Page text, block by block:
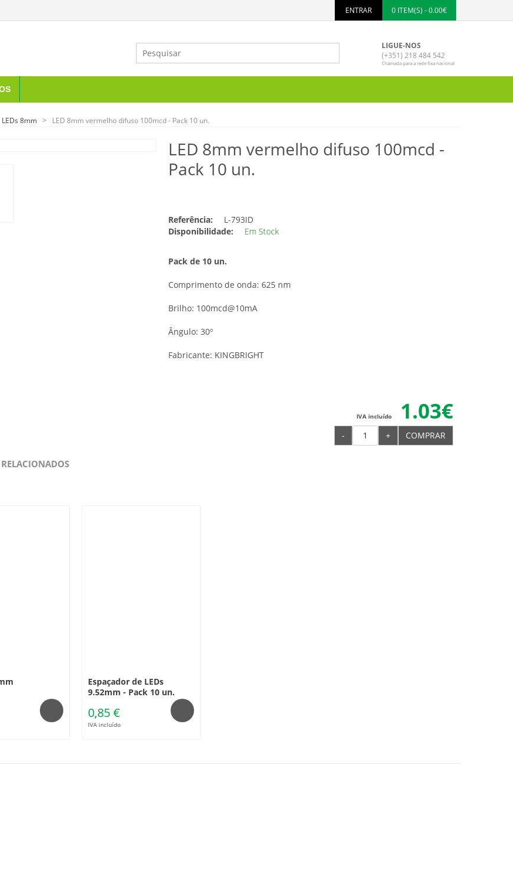
ENTRAR 0 ITEM(S) - 0.00€
LIGUE-NOS
(+351) 218 484 542
Chamada para a rede fixa nacional
LEDs 8mm LED 8mm vermelho difuso 100mcd - Pack 10 un.
LED 8mm vermelho difuso 100mcd -
Pack 10 un.
Referência:
L-793ID
Disponibilidade:
Em Stock
Pack de 10 un.
Comprimento de onda: 625 nm
Brilho: 100mcd@10mA
Ângulo: 30º
Fabricante: KINGBRIGHT
1.03€
IVA incluído
- + COMPRAR
Espaçador de LEDs
9.52mm - Pack 10 un.
0,85 €
IVA incluído